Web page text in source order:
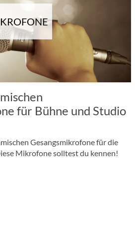
für Bühne und Studio
Gesangsmikrofone für die
Mikrofone solltest du kennen!